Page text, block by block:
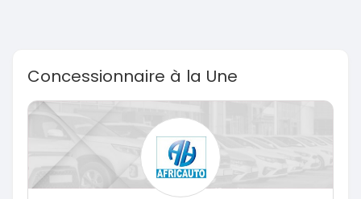
Concessionnaire à la Une